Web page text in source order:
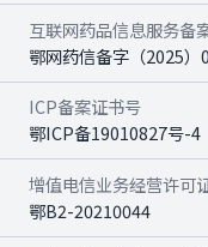
互联网药品信息服务备
鄂网药信备字（2025）
ICP备案证书号
鄂ICP备19010827号-4
增值电信业务经营许可
鄂B2-20210044